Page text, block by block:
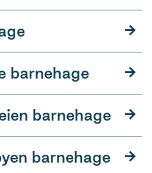
barnehage
barnehage
barnehage